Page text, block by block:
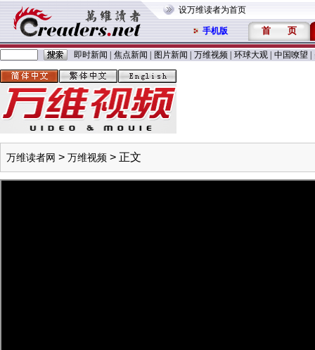
设万维读者为首页
手机版 首 页
即时新闻 焦点新闻 图片新闻 万维视频 环球大观 中国嘹望
万维读者网 > 万维视频 > 正文